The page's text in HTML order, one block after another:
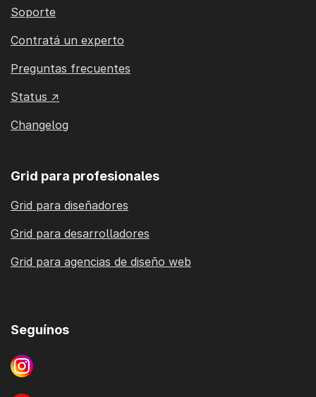
Soporte
Contratá un experto
Preguntas frecuentes
Status ↗
Changelog
Grid para profesionales
Grid para diseñadores
Grid para desarrolladores
Grid para agencias de diseño web
Seguínos